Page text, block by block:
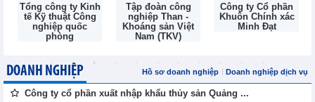
Tổng công ty Kinh
tế Kỹ thuật Công
nghiệp quốc
phòng
Tập đoàn công
nghiệp Than -
Khoáng sản Việt
Nam (TKV)
Công ty Cổ phần
Khuôn Chính xác
Minh Đạt
DOANH NGHIỆP Hồ sơ doanh nghiệp Doanh nghiệp dịch vụ
Công ty cổ phần xuất nhập khẩu thủy sản Quảng ...